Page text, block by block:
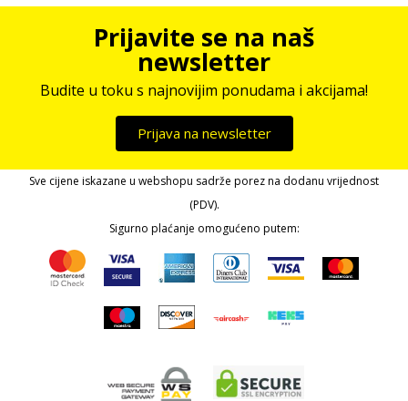
Prijavite se na naš
newsletter
Budite u toku s najnovijim ponudama i akcijama!
Prijava na newsletter
Sve cijene iskazane u webshopu sadrže porez na dodanu vrijednost
(PDV).
Sigurno plaćanje omogućeno putem: